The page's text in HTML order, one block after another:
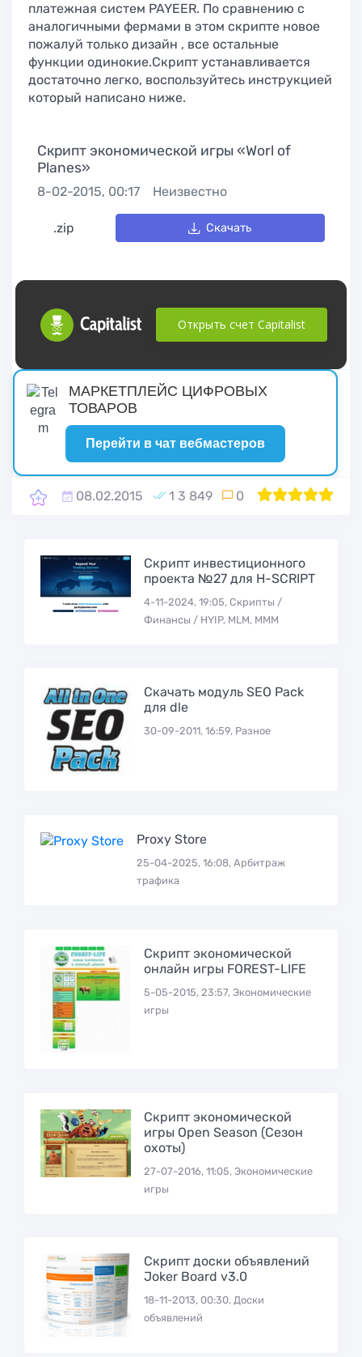
платежная систем PAYEER. По сравнению с
аналогичными фермами в этом скрипте новое
пожалуй только дизайн , все остальные
функции одинокие.Скрипт устанавливается
достаточно легко, воспользуйтесь инструкцией
который написано ниже.
Скрипт экономической игры «Worl of
Planes»
8-02-2015, 00:17 Неизвестно
.zip Скачать
Открыть счет Capitalist
МАРКЕТПЛЕЙС ЦИФРОВЫХ
ТОВАРОВ
Перейти в чат вебмастеров
08.02.2015 1 3 849 0 100
1 2 3 4 5
Скрипт инвестиционного
проекта №27 для H-SCRIPT
4-11-2024, 19:05, Скрипты /
Финансы / HYIP, MLM, МММ
Скачать модуль SEO Pack
для dle
30-09-2011, 16:59, Разное
Proxy Store
25-04-2025, 16:08, Арбитраж
трафика
Скрипт экономической
онлайн игры FOREST-LIFE
5-05-2015, 23:57, Экономические
игры
Скрипт экономической
игры Open Season (Сезон
охоты)
27-07-2016, 11:05, Экономические
игры
Скрипт доски объявлений
Joker Board v3.0
18-11-2013, 00:30, Доски
объявлений